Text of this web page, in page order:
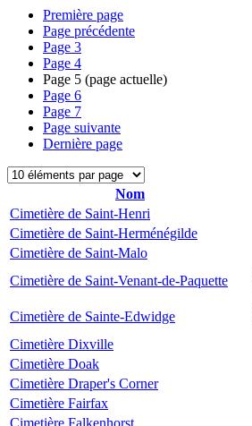
Première page
Page précédente
Page 3
Page 4
Page 5 (page actuelle)
Page 6
Page 7
Page suivante
Dernière page
Nom
Cimetière de Saint-Henri
Cimetière de Saint-Herménégilde
Cimetière de Saint-Malo
Cimetière de Saint-Venant-de-Paquette
Cimetière de Sainte-Edwidge
Cimetière Dixville
Cimetière Doak
Cimetière Draper's Corner
Cimetière Fairfax
Cimetière Falkenhorst